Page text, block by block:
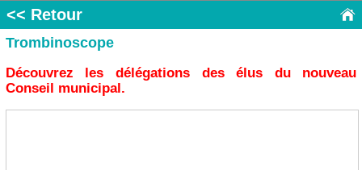
<< Retour
Trombinoscope
Découvrez les délégations des élus du nouveau
Conseil municipal.